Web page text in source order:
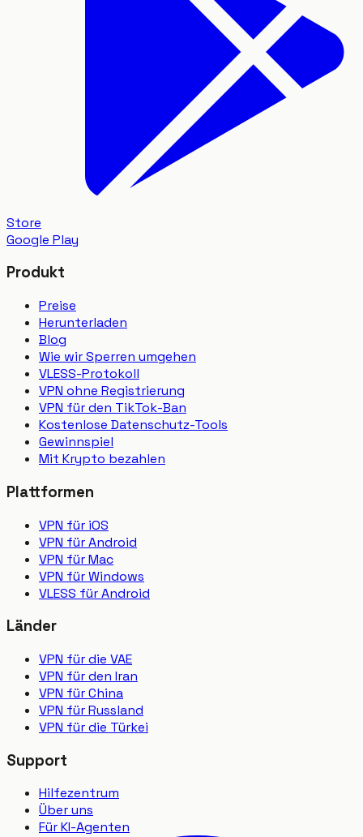
Store
Google Play
Produkt
Preise
Herunterladen
Blog
Wie wir Sperren umgehen
VLESS-Protokoll
VPN ohne Registrierung
VPN für den TikTok-Ban
Kostenlose Datenschutz-Tools
Gewinnspiel
Mit Krypto bezahlen
Plattformen
VPN für iOS
VPN für Android
VPN für Mac
VPN für Windows
VLESS für Android
Länder
VPN für die VAE
VPN für den Iran
VPN für China
VPN für Russland
VPN für die Türkei
Support
Hilfezentrum
Über uns
Für KI-Agenten